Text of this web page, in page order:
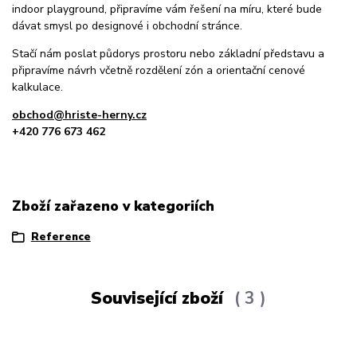
indoor playground, připravíme vám řešení na míru, které bude
dávat smysl po designové i obchodní stránce.
Stačí nám poslat půdorys prostoru nebo základní představu a
připravíme návrh včetně rozdělení zón a orientační cenové
kalkulace.
obchod@hriste-herny.cz
+420 776 673 462
Zboží zařazeno v kategoriích
Reference
Související zboží 3